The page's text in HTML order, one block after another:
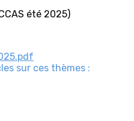
été 2025)
sur ces thèmes :